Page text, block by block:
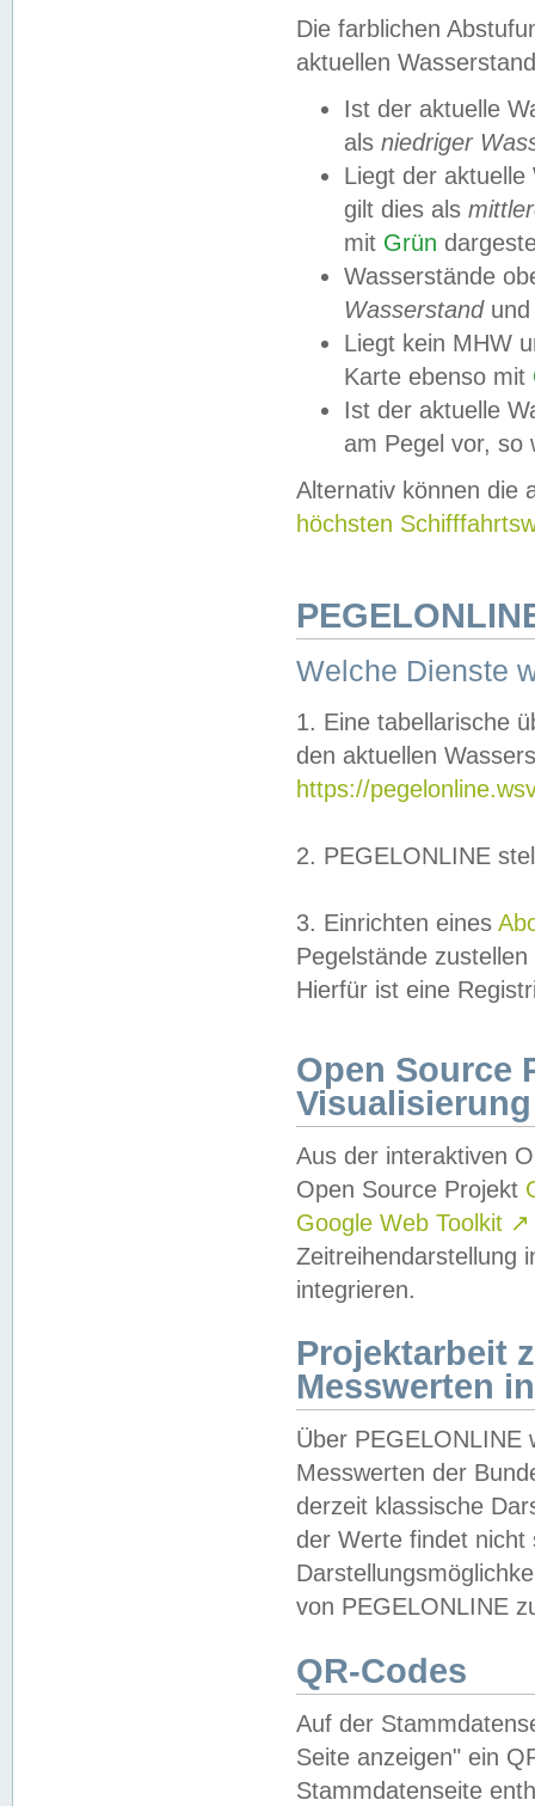
Die farblichen
aktuellen
Ist der aktuelle
als niedriger
Liegt der
gilt dies als
mit Grün
Wasserstände
Wasserstandund
Liegt kein MHW
Karte ebenso mit
Ist der aktuelle
am Pegel vor,
Alternativ können die
höchsten
Welche Dienste
1. Eine tabellarische
den aktuellen
https://
2. PEGELONLINE
3. Einrichten eines
Pegelstände
Hierfür ist eine
Open Source
Visualisierung
Aus der interaktiven
Open Source Projekt
Google Web Toolkit ↗
Zeitreihendarstellung
integrieren.
Projektarbeit
Messwerten
Über PEGELONLINE
Messwerten der
derzeit klassische
der Werte findet
von PEGELONLINE
QR-Codes
Auf der
Seite anzeigen" ein
Stammdatenseite